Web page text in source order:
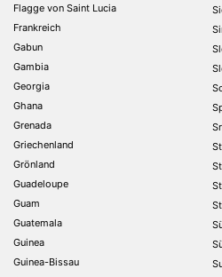
Flagge von Saint Lucia
Frankreich
Gabun
Gambia
Georgia
Ghana
Grenada
Griechenland
Grönland
Guadeloupe
Guam
Guatemala
Guinea
Guinea-Bissau